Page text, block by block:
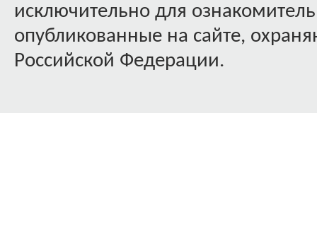
исключительно для
опубликованные на сайте,
Российской Федерации.